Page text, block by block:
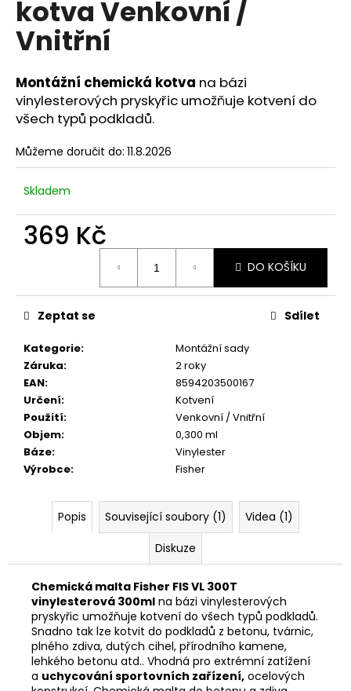
kotva Venkovní /
Vnitřní
Montážní chemická kotva na bázi
vinylesterových pryskyřic umožňuje kotvení do
všech typů podkladů.
Můžeme doručit do: 11.8.2026
Skladem
369 Kč
DO KOŠÍKU
Kategorie:
Montážní sady
Záruka:
2 roky
EAN:
8594203500167
Určení:
Kotvení
Použití:
Venkovní / Vnitřní
Objem:
0,300 ml
Báze:
Vinylester
Výrobce: Fisher
Zeptat se Sdílet
Popis Související soubory (1)
Videa (1)
Diskuze
Chemická malta Fisher FIS VL 300T
vinylesterová 300ml na bázi vinylesterových
pryskyřic umožňuje kotvení do všech typů podkladů.
Snadno tak lze kotvit do podkladů z betonu, tvárnic,
plného zdiva, dutých cihel, přírodního kamene,
lehkého betonu atd.. Vhodná pro extrémní zatížení
a uchycování sportovních zařízení, ocelových
a
j
t
?
D
o
č
u
e
m
e
GYMNASTICKÉ
290